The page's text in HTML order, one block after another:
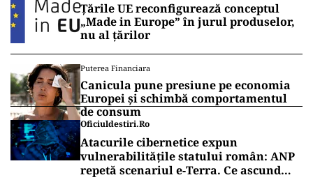
Țările UE reconfigurează conceptul
„Made in Europe” în jurul produselor,
nu al țărilor
Puterea Financiara
Canicula pune presiune pe economia
Europei și schimbă comportamentul
de consum
Oficiuldestiri.ro
Atacurile cibernetice expun
vulnerabilitățile statului român: ANP
repetă scenariul e‑Terra. Ce ascund